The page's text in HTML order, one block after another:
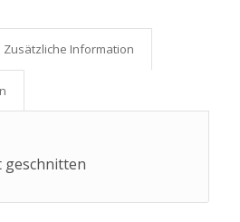
Zusätzliche Information